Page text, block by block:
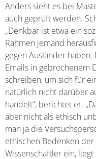
Anders sieht es bei
auch geprüft werden.
„Denkbar ist etwa ein
Rahmen jemand
gegen Ausländer
Emails in gebrochenem
schreiben, um sich für
natürlich nicht darüber
handelt“, berichtet er.
aber nicht als ethisch
man ja die
ethischen Bedenken
Wissenschaftler ein,